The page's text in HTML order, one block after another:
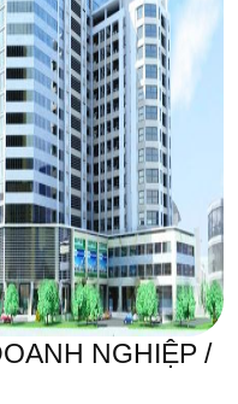
NGHIỆP /